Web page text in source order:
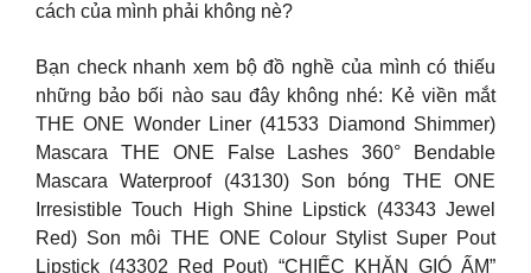
cách của mình phải không nè?
Bạn check nhanh xem bộ đồ nghề của mình có thiếu
những bảo bối nào sau đây không nhé: Kẻ viền mắt
THE ONE Wonder Liner (41533 Diamond Shimmer)
Mascara THE ONE False Lashes 360° Bendable
Mascara Waterproof (43130) Son bóng THE ONE
Irresistible Touch High Shine Lipstick (43343 Jewel
Red) Son môi THE ONE Colour Stylist Super Pout
Lipstick (43302 Red Pout) “CHIẾC KHĂN GIÓ ẤM”